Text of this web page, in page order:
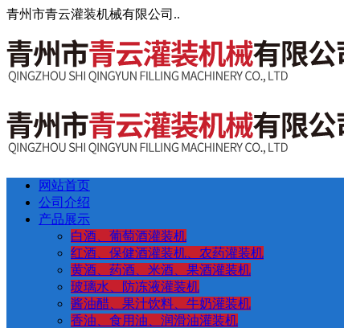
青州市青云灌装机械有限公司..
网站首页
公司介绍
产品展示
白酒、葡萄酒灌装机
红酒、保健酒灌装机、农药灌装机
黄酒、药酒、米酒、果酒灌装机
玻璃水、防冻液灌装机
酱油醋、果汁饮料、牛奶灌装机
香油、食用油、润滑油灌装机